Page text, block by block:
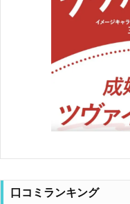
口コミランキング